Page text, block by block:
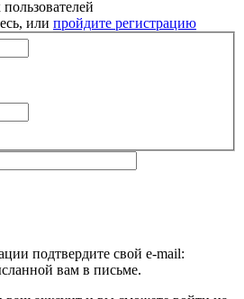
или пройдите регистрацию
подтвердите свой e-mail:
вам в письме.